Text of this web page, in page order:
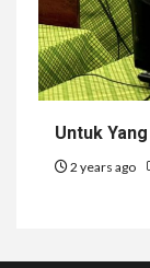
Untuk
2 years ago